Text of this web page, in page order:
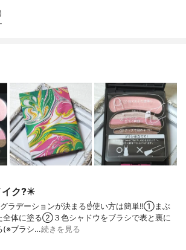
イク?️✴️
ラデーションが決まる☝️使い方は簡単‼️①まぶ
全体に塗る②３色シャドウをブラシで表と裏に
(※ブラシ…続きを見る